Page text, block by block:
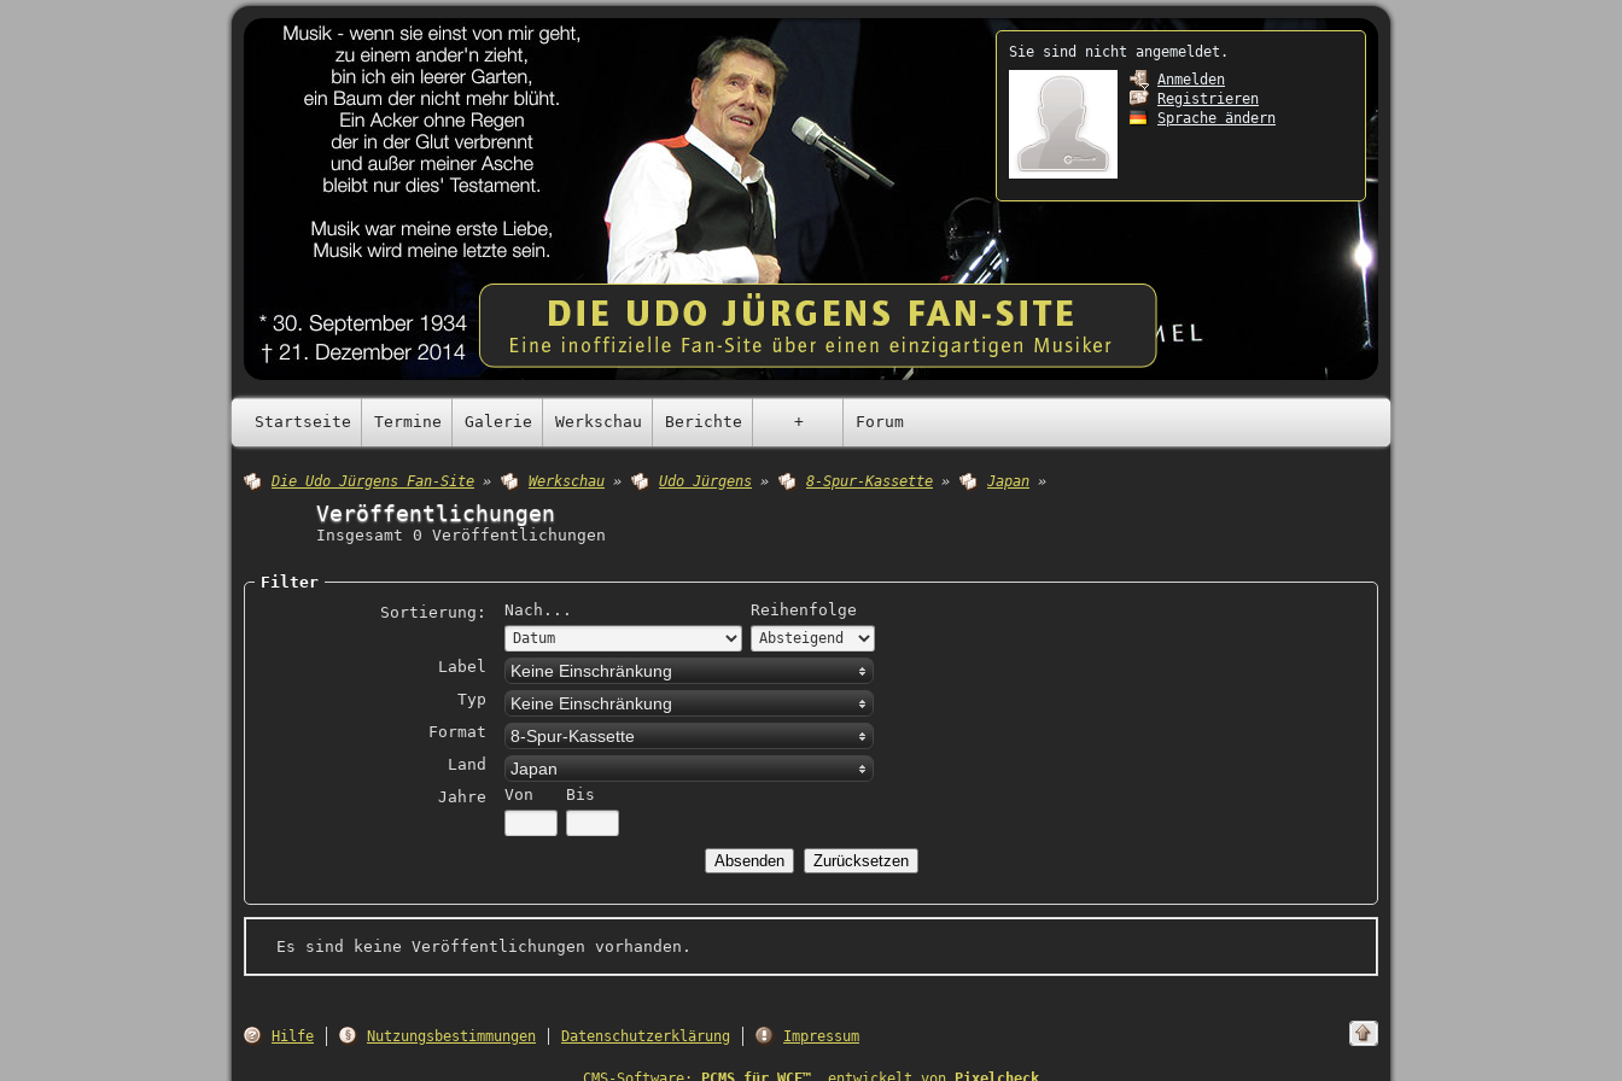
Sie sind nicht angemeldet.
Anmelden
Registrieren
Sprache ändern
Startseite Termine Galerie Werkschau Berichte + Forum
Die Udo Jürgens Fan-Site » Werkschau » Udo Jürgens » 8-Spur-Kassette » Japan »
Veröffentlichungen
Insgesamt 0 Veröffentlichungen
Filter
Sortierung:
Nach... Reihenfolge
Label Keine Einschränkung
Typ Keine Einschränkung
Format 8-Spur-Kassette
Land Japan
Jahre Von Bis
Es sind keine Veröffentlichungen vorhanden.
Hilfe Nutzungsbestimmungen Datenschutzerklärung Impressum